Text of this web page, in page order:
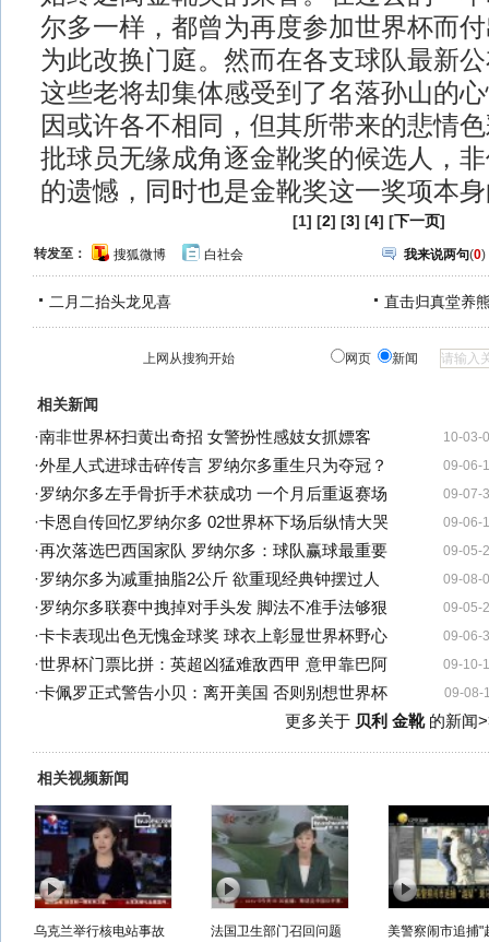
尔多一样，都曾为再度参加世界杯而
为此改换门庭。然而在各支球队最新
这些老将却集体感受到了名落孙山的
因或许各不相同，但其所带来的悲情
批球员无缘成角逐金靴奖的候选人，
的遗憾，同时也是金靴奖这一奖项本
[1] [2] [3] [4] [下一页]
转发至： 搜狐微博 白社会 我来说两句(0)
二月二抬头龙见喜 直击归真堂养
上网从搜狗开始 网页 新闻
相关新闻
10-03-
·南非世界杯扫黄出奇招 女警扮性感妓女抓嫖客
09-06-
·外星人式进球击碎传言 罗纳尔多重生只为夺冠？
09-07-
·罗纳尔多左手骨折手术获成功 一个月后重返赛场
09-06-
·卡恩自传回忆罗纳尔多 02世界杯下场后纵情大哭
09-05-
·再次落选巴西国家队 罗纳尔多：球队赢球最重要
09-08-
·罗纳尔多为减重抽脂2公斤 欲重现经典钟摆过人
09-05-
·罗纳尔多联赛中拽掉对手头发 脚法不准手法够狠
09-06-
·卡卡表现出色无愧金球奖 球衣上彰显世界杯野心
09-10-
·世界杯门票比拼：英超凶猛难敌西甲 意甲靠巴阿
09-08-
·卡佩罗正式警告小贝：离开美国 否则别想世界杯
更多关于 贝利 金靴的新闻
相关视频新闻
乌克兰举行核电站事故
法国卫生部门召回问题
美警察闹市追捕"